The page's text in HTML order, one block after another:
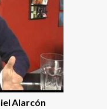
Alarcón